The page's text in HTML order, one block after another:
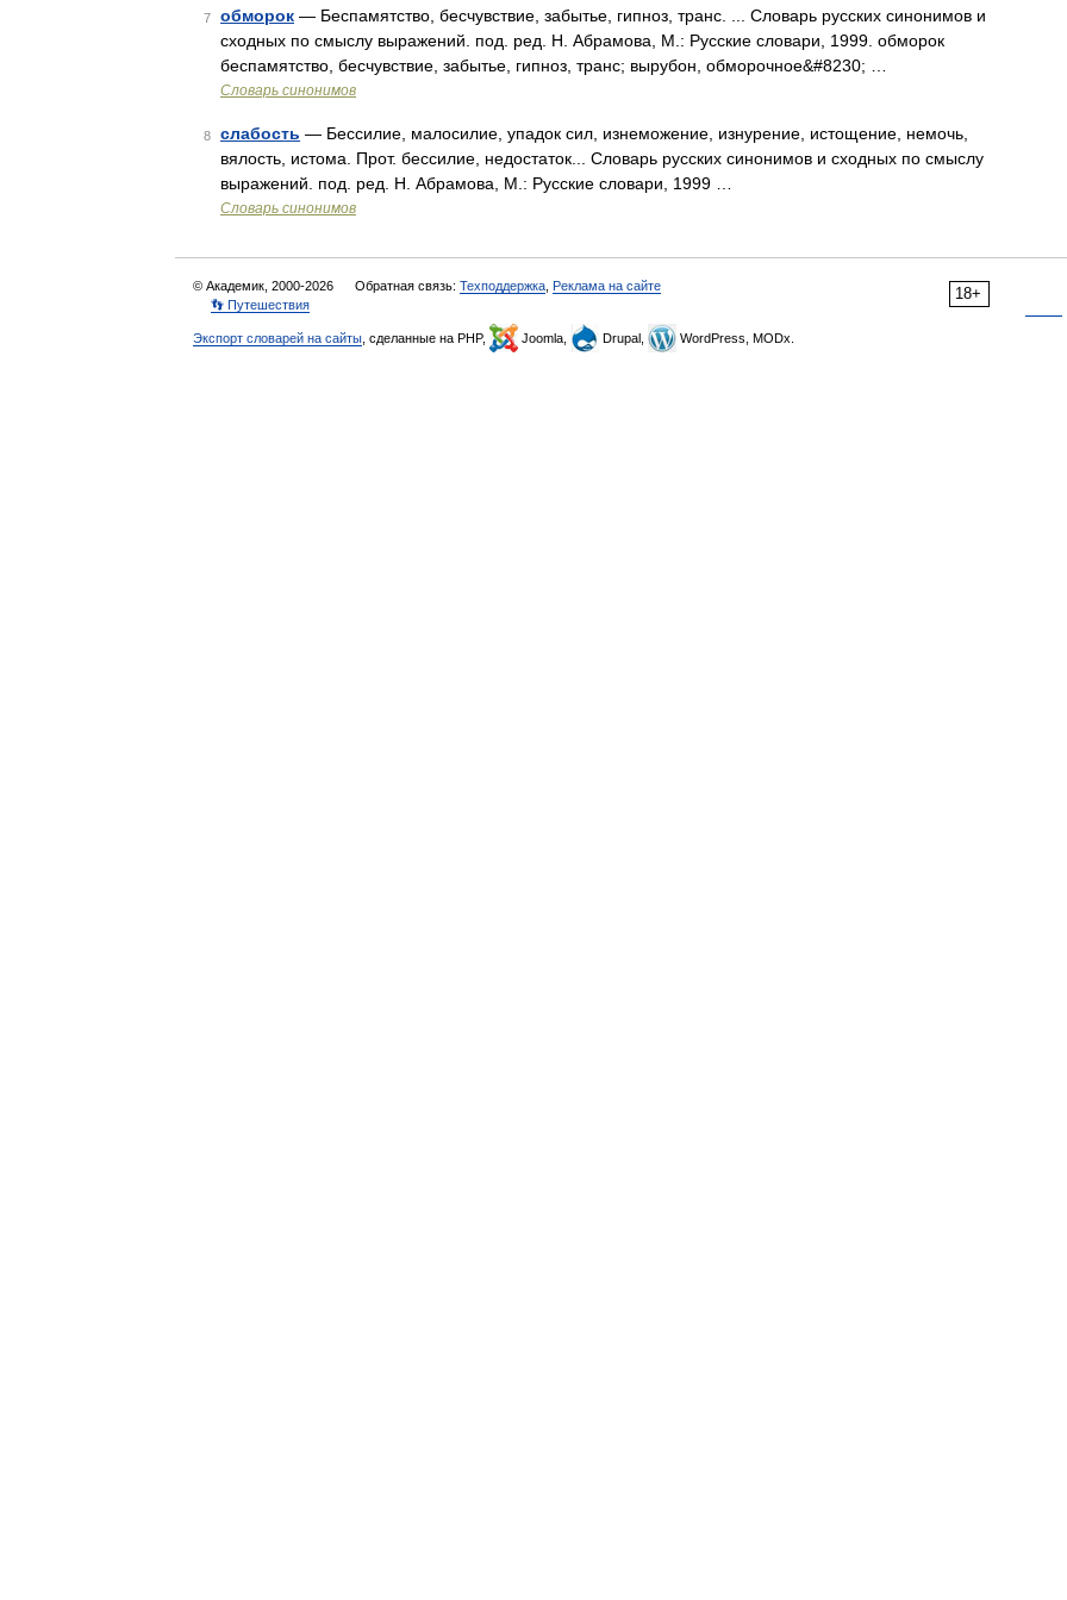
7 обморок — Беспамятство, бесчувствие, забытье, гипноз, транс. ... Словарь русских синонимов и
сходных по смыслу выражений. под. ред. Н. Абрамова, М.: Русские словари, 1999. обморок
беспамятство, бесчувствие, забытье, гипноз, транс; вырубон, обморочное&#8230; …
Словарь синонимов
8 слабость — Бессилие, малосилие, упадок сил, изнеможение, изнурение, истощение, немочь,
вялость, истома. Прот. бессилие, недостаток... Словарь русских синонимов и сходных по смыслу
выражений. под. ред. Н. Абрамова, М.: Русские словари, 1999 …
Словарь синонимов
18+
© Академик, 2000-2026 Обратная связь: Техподдержка Реклама на сайте
👣 Путешествия
Экспорт словарей на сайты , сделанные на PHP, Joomla, Drupal, WordPress, MODx.